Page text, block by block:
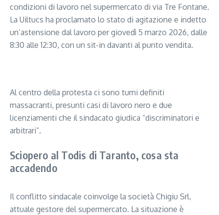
condizioni di lavoro nel supermercato di via Tre Fontane.
La Uiltucs ha proclamato lo stato di agitazione e indetto
un’astensione dal lavoro per giovedì 5 marzo 2026, dalle
8:30 alle 12:30, con un sit-in davanti al punto vendita.
Al centro della protesta ci sono turni definiti
massacranti, presunti casi di lavoro nero e due
licenziamenti che il sindacato giudica “discriminatori e
arbitrari”.
Sciopero al Todis di Taranto, cosa sta
accadendo
Il conflitto sindacale coinvolge la società Chigiu Srl,
attuale gestore del supermercato. La situazione è